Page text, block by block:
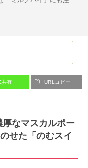
共有 URLコピー
なマスカルポー
せた「のむスイ